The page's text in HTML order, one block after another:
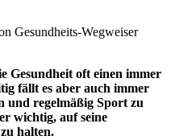
Gesundheits-Wegweiser
Gesundheit oft einen immer
fällt es aber auch immer
und regelmäßig Sport zu
wichtig, auf seine
halten.